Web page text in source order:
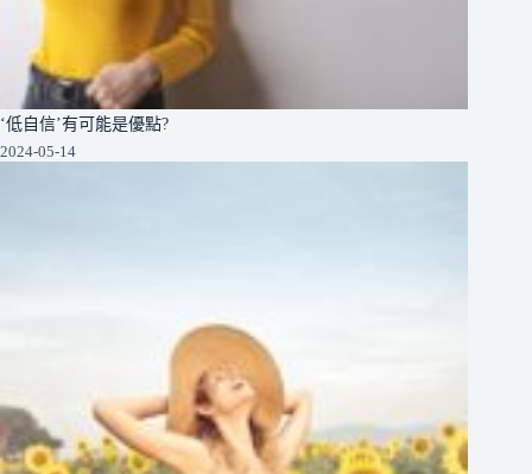
‘低自信’有可能是優點?
2024-05-14